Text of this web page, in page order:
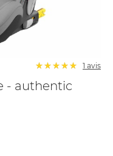
1 avis
- authentic